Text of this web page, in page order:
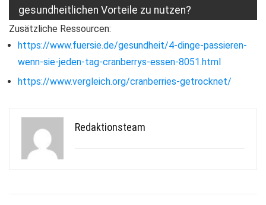
gesundheitlichen Vorteile zu nutzen?
Zusätzliche Ressourcen:
https://www.fuersie.de/gesundheit/4-dinge-passieren-
wenn-sie-jeden-tag-cranberrys-essen-8051.html
https://www.vergleich.org/cranberries-getrocknet/
Redaktionsteam